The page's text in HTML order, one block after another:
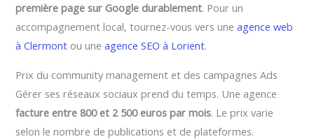
première page sur Google durablement. Pour un
accompagnement local, tournez-vous vers uneagence web
à Clermont ou uneagence SEO à Lorient.
Prix du community management et des campagnes Ads
Gérer ses réseaux sociaux prend du temps. Une agence
facture entre 800 et 2 500 euros par mois. Le prix varie
selon le nombre de publications et de plateformes.